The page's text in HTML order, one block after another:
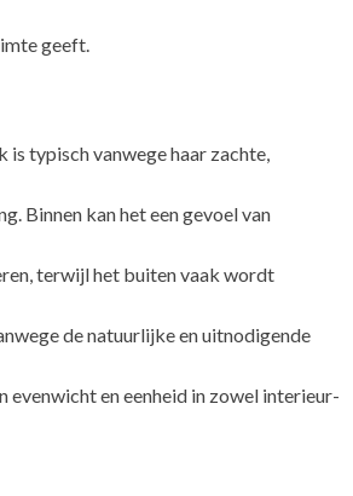
geeft.
is typisch vanwege haar zachte,
Binnen kan het een gevoel van
terwijl het buiten vaak wordt
de natuurlijke en uitnodigende
evenwicht en eenheid in zowel interieur-